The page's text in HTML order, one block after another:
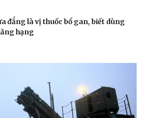
đắng là vị thuốc bổ gan, biết dùng
hạng